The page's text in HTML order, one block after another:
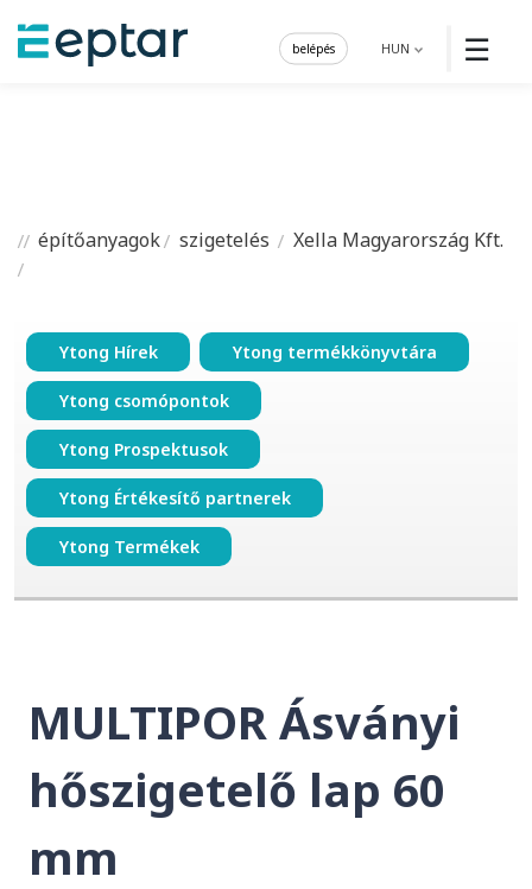
☰
HUN
belépés
építőanyagok szigetelés Xella Magyarország Kft.
Ytong Hírek Ytong termékkönyvtára
Ytong csomópontok
Ytong Prospektusok
Ytong Értékesítő partnerek
Ytong Termékek
MULTIPOR Ásványi
hőszigetelő lap 60
mm